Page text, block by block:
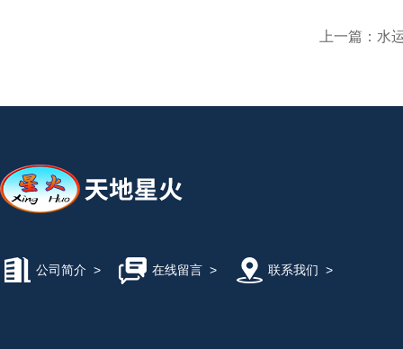
上一篇： 水
公司简介 > 在线留言> 联系我们 >